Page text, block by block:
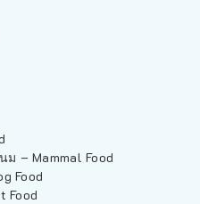
ม – Mammal Food
Food
Food